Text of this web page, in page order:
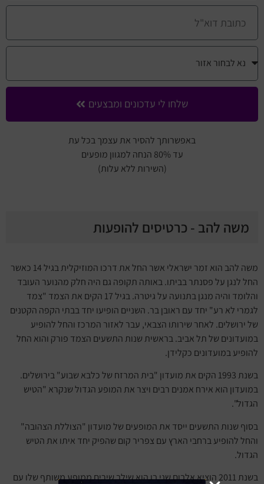
שלחו לי עדכונים ומבצעים
באפשרותך להסיר את עצמך בכל עת
עד 80% הנחה למגוון מופעים
(השירות ללא עלות)
משה להב - כרטיסים להופעות
משה להב הוא זמר ישראלי אשר החל את דרכו המוזיקלית בגיל 14 כאשר
החל לנגן על פסנתר בביתו. באותה תקופה גם היה חלק מהנוער העובד
והלומד והיה מנגן בתנועה על גיטרה. בגיל 17 הקים את הצמד "צמד
לגמרי לא רע" יחד עם ראובן בר. השניים הופיעו יחד בבתי הקפה הקטנים
של ירושלים. לאחר שירותו הצבאי, עבר לאזור המרכז והחל להופיע
במועדונים של תל אביב. בראשית שנות התשעים הצמד פורק והוא החל
להופיע במועדונים כקלידן.
בשנת 1993 הקים את מועדון "בית המרזח של כלבא שבוע" בירושלים.
במועדון הוא אירח אמנים רבים ויצר את המופע הגדול שנקרא "הטיש
הגדול".
בסוף שנות התשעים ייסד את המופעים של מועדון "הצוללת הצהובה"
והחל להופיע ברחבי הארץ עם צפריר קום שהפיק יחד איתו את הטיש
הגדול.
בשנת 2011 הוציא אלבום שני בו הוא שילב שירים ממופע משותף שלו עם